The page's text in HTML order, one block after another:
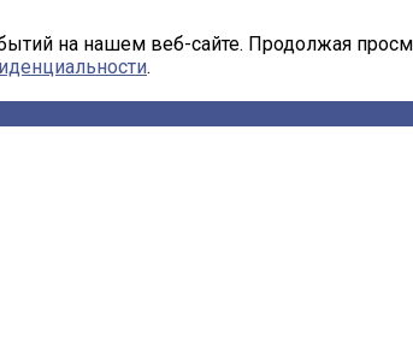
на нашем веб-сайте. Продолжая
.